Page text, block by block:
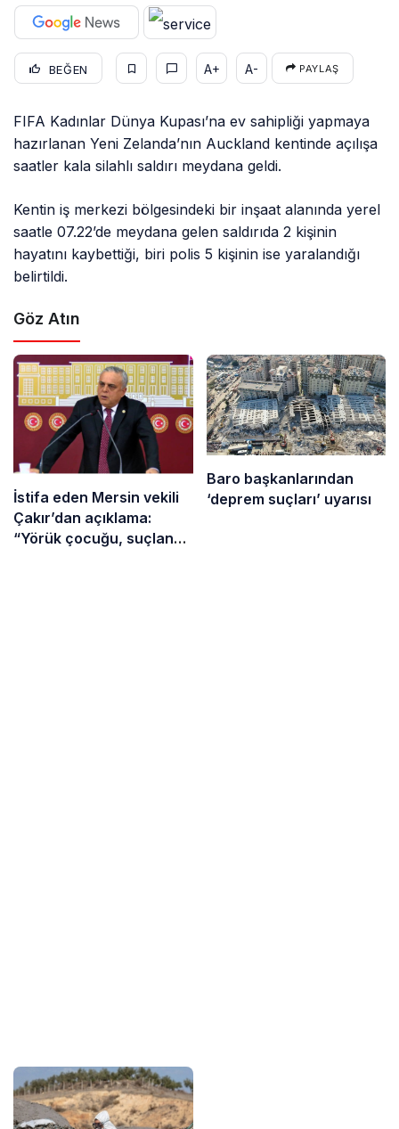
BEĞEN A+ A- PAYLAŞ
FIFA Kadınlar Dünya Kupası’na ev sahipliği yapmaya
hazırlanan Yeni Zelanda’nın Auckland kentinde açılışa
saatler kala silahlı saldırı meydana geldi.
Kentin iş merkezi bölgesindeki bir inşaat alanında yerel
saatle 07.22’de meydana gelen saldırıda 2 kişinin
hayatını kaybettiği, biri polis 5 kişinin ise yaralandığı
belirtildi.
Göz Atın
İstifa eden Mersin vekili
Çakır’dan açıklama:
“Yörük çocuğu, suçlanan
Sponsorlarımız
Bu içerik destekçileri
Baro başkanlarından
‘deprem suçları’ uyarısı